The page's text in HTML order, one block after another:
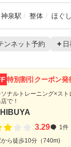
神泉駅 整体 ほぐ
ンネット予約
特別割引クーポン発
ソナルトレーニング×ス
で！
3.29
1件
ら徒歩10分（740m)